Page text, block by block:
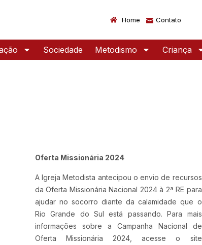
Home Contato
Sociedade Metodismo Criança
Oferta Missionária 2024
A Igreja Metodista antecipou o envio de recursos
da Oferta Missionária Nacional 2024 à 2ª RE para
ajudar no socorro diante da calamidade que o
Rio Grande do Sul está passando. Para mais
informações sobre a Campanha Nacional de
Oferta Missionária 2024, acesse o site